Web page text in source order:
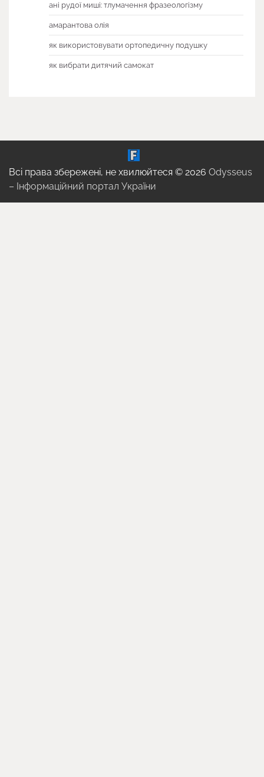
ані рудої миші: тлумачення фразеологізму
амарантова олія
як використовувати ортопедичну подушку
як вибрати дитячий самокат
Всі права збережені, не хвилюйтеся © 2026 Odysseus
– Інформаційний портал України